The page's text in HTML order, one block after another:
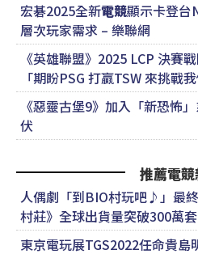
宏碁2025全新電競顯示卡登
層次玩家需求 – 樂聯網
《英雄聯盟》2025 LCP 決賽
「期盼PSG 打贏TSW 來挑戰我
《惡靈古堡9》加入「新恐怖
伏
推薦電
人偶劇「到BIO村玩吧♪」最
村莊》全球出貨量突破300萬套
東京電玩展TGS2022任命貴